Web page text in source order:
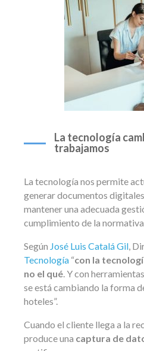
La tecnología
trabajamos
La tecnología nos permite
generar documentos
mantener una adecuada
cumplimiento de la
Según José Luis Catalá Gil,
Tecnología “con la
no el qué. Y con
se está cambiando la forma
hoteles”.
Cuando el cliente llega a la
produce una captura de